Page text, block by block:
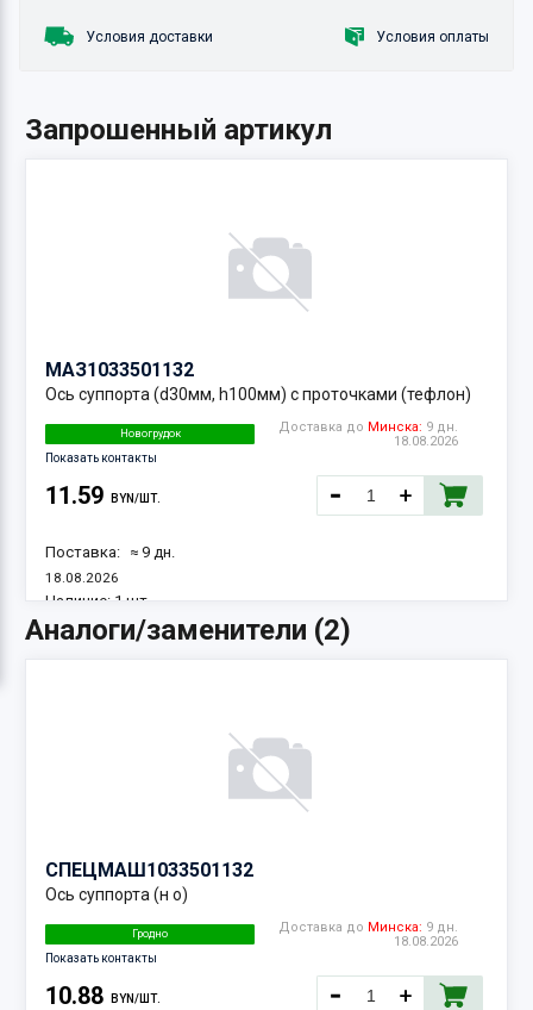
Условия доставки Условия оплаты
Запрошенный артикул
МАЗ1033501132
Ось суппорта (d30мм, h100мм) с проточками (тефлон)
Новогрудок
Показать контакты
Доставка до Минска: 9 дн.
18.08.2026
11.59 BYN/ШТ.
Поставка: ≈ 9 дн.
18.08.2026
Наличие: 1 шт.
Аналоги/заменители (2)
СПЕЦМАШ 1033501132
Ось суппорта (н о)
Гродно
Показать контакты
Доставка до Минска: 9 дн.
18.08.2026
10.88 BYN/ШТ.